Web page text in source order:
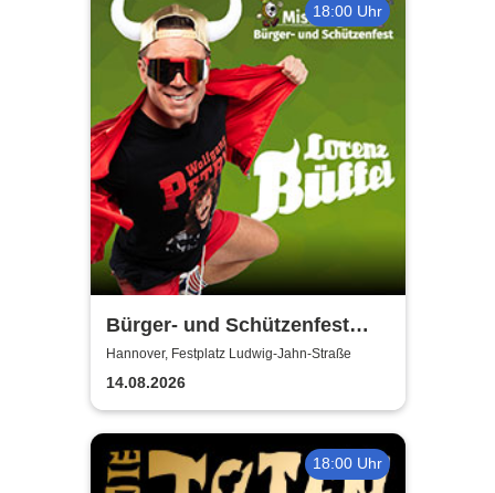
18:00 Uhr
Bürger- und Schützenfest
Misburg
Hannover, Festplatz Ludwig-Jahn-Straße
14.08.2026
18:00 Uhr